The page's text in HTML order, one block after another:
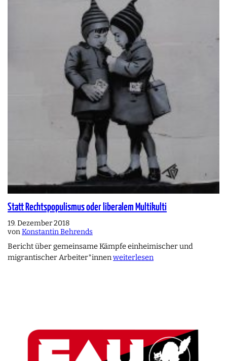
Statt Rechtspopulismus oder liberalem Multikulti
19. Dezember 2018
vonKonstantin Behrends
Bericht über gemeinsame Kämpfe einheimischer und
migrantischer Arbeiter*innenweiterlesen